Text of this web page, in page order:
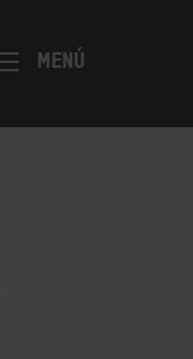
MENÚ